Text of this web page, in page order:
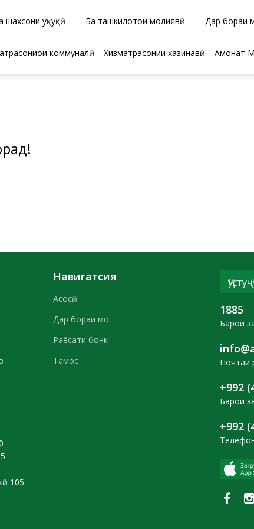
шахсони ҳуқуқӣ Ба ташкилотҳои молиявӣ Дар бораи
коммуналӣ Хизматрасонии хазинавӣ Амонат
Навигатсия
Асосӣ
Дар бораи мо
Раёсати бонк
Тамос
105
1885
Барои
Почтаи
+992
Барои
+992